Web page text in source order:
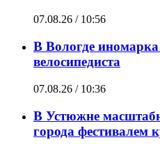
07.08.26 / 10:56
В Вологде иномарка
велосипедиста
07.08.26 / 10:36
В Устюжне
города фестивалем